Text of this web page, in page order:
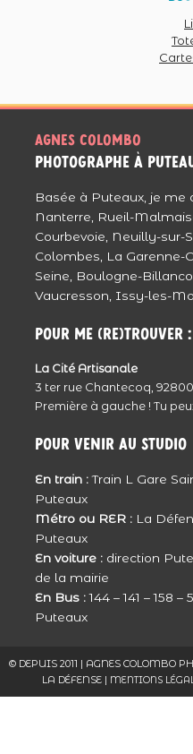
mais tellement beau
C’est bizarrement
Je trouve cette
puisse t’elle reposer en
Agnès tu es au Top <3
Méa
Reportage très
la famille était
tellement humaine,
ça ils pourront tjs voir
leur mère, pleins
Julie - JulieClic
Reportage rempli
coulent …
Répondre
Clarisse
tout d’abord une
Natacha et ta famille
vie.
dans ces photos je te
maintes reprises.
L’AMOUR transpire
Agnes colombo
photographe à
Basée à Puteaux, je me
Nanterre, Rueil-
Courbevoie, Neuilly-sur-
Colombes, La Garenne-
Seine, Boulogne-
Vaucresson, Issy-les-
Pour me (re)trouver :
La Cité Artisanale
3 ter rue Chantecoq,
Première à gauche ! Tu
Pour venir au studio
En train :Train L Gare
Puteaux
Métro ou RER : La
Puteaux
En voiture :direction
de la mairie
En Bus :144 – 141 – 158
Puteaux
© DEPUIS 2011 | AGNES COLOMBO
LA DÉFENSE | MENTIONS